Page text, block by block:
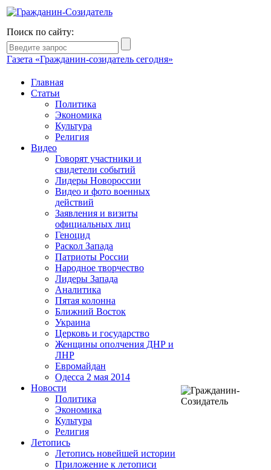
Поиск по сайту:
Газета «Гражданин-созидатель сегодня»
Главная
Статьи
Политика
Экономика
Культура
Религия
Видео
Говорят участники и
свидетели событий
Лидеры Новороссии
Видео и фото военных
действий
Заявления и визиты
официальных лиц
Геноцид
Раскол Запада
Патриоты России
Народное творчество
Лидеры Запада
Аналитика
Пятая колонна
Ближний Восток
Украина
Церковь и государство
Женщины ополчения ДНР и
ЛНР
Евромайдан
Одесса 2 мая 2014
Новости
Политика
Экономика
Культура
Религия
Летопись
Летопись новейшей истории
Приложение к летописи